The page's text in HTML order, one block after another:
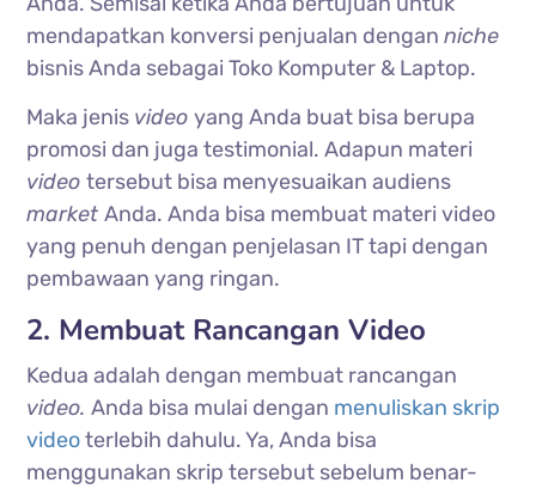
mendapatkan konversi penjualan denganniche
bisnis Anda sebagai Toko Komputer & Laptop.
Maka jenis videoyang Anda buat bisa berupa
promosi dan juga testimonial. Adapun materi
videotersebut bisa menyesuaikan audiens
marketAnda. Anda bisa membuat materi video
yang penuh dengan penjelasan IT tapi dengan
pembawaan yang ringan.
2. Membuat Rancangan Video
Kedua adalah dengan membuat rancangan
video.Anda bisa mulai dengan menuliskan skrip
videoterlebih dahulu. Ya, Anda bisa
menggunakan skrip tersebut sebelum benar-